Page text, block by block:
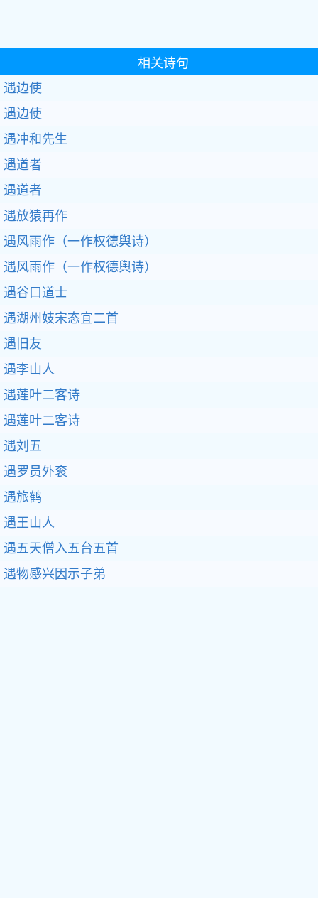
相关诗句
遇边使
遇边使
遇冲和先生
遇道者
遇道者
遇放猿再作
遇风雨作（一作权德舆诗）
遇风雨作（一作权德舆诗）
遇谷口道士
遇湖州妓宋态宜二首
遇旧友
遇李山人
遇莲叶二客诗
遇莲叶二客诗
遇刘五
遇罗员外衮
遇旅鹤
遇王山人
遇五天僧入五台五首
遇物感兴因示子弟